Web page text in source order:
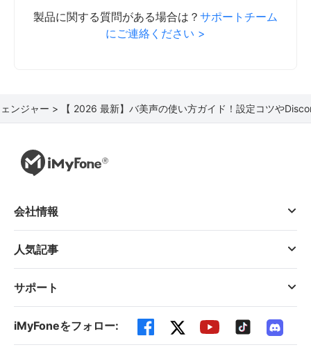
製品に関する質問がある場合は？ サポートチーム
にご連絡ください >
ンジャー > 【 2026 最新】バ美声の使い方ガイド！設定コツや
会社情報
人気記事
サポート
iMyFoneをフォロー: